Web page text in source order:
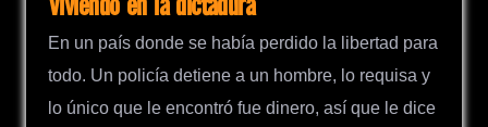
Viviendo en la dictadura
En un país donde se había perdido la libertad para
todo. Un policía detiene a un hombre, lo requisa y
lo único que le encontró fue dinero, así que le dice